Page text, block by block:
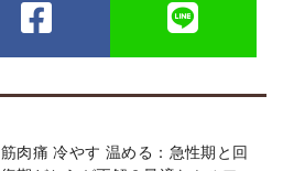
筋肉痛 冷やす 温める：急性期と回